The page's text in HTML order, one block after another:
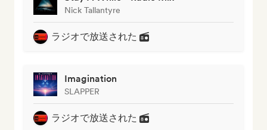
Nick Tallantyre
ラジオで放送された
Imagination
SLAPPER
ラジオで放送された